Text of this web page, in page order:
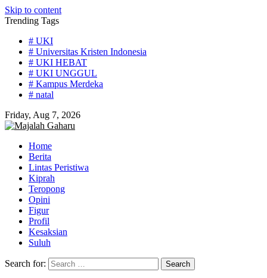
Skip to content
Trending Tags
# UKI
# Universitas Kristen Indonesia
# UKI HEBAT
# UKI UNGGUL
# Kampus Merdeka
# natal
Friday, Aug 7, 2026
Home
Berita
Lintas Peristiwa
Kiprah
Teropong
Opini
Figur
Profil
Kesaksian
Suluh
Search for: